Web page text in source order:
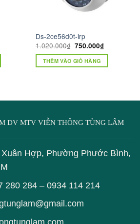
Ds-2ce56d0t-irp
1.020.000₫ Giá
gốc
là:
1.020.000₫.
750.000₫Giá
hiện
tại
750.000₫.
THÊM VÀO GIỎ HÀNG
DV MTV VIỄN THÔNG TÙNG LÂM
Hợp, Phường Phước Bình,
280 284– 0934 114 214